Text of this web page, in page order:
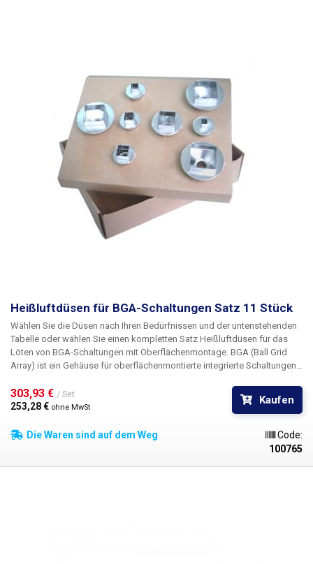
Heißluftdüsen für BGA-Schaltungen Satz 11 Stück
Wählen Sie die Düsen nach Ihren Bedürfnissen und der untenstehenden
Tabelle oder wählen Sie einen kompletten Satz Heißluftdüsen für das
Löten von BGA-Schaltungen mit Oberflächenmontage. BGA (Ball Grid
Array) ist ein Gehäuse für oberflächenmontierte integrierte Schaltungen
rechteckigen Gitters angeordnet. Auf den Kontakten werden Kugeln aus
einer Lötlegierung geformt, die beim Aufschmelzen mit Heißluftlot einen
303,93 € / Set
253,28 € ohne MwSt
Kaufen
Die Waren sind auf dem Weg
Code:
100765